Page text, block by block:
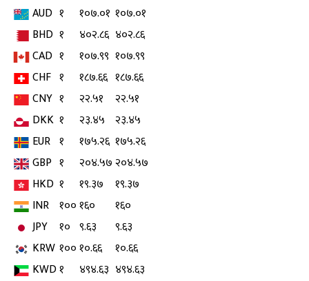
AUD १ १०७.०१ १०७.०१
BHD १ ४०२.८६ ४०२.८६
CAD १ १०७.९९ १०७.९९
CHF १ १८७.६६ १८७.६६
CNY १ २२.५१
२२.५१
DKK १ २३.४५
२३.४५
EUR १ १७५.२६ १७५.२६
GBP १ २०४.५७ २०४.५७
HKD १ १९.३७
१९.३७
INR १००१६०
१६०
JPY
१० ९.६३
९.६३
KRW १००१०.६६
१०.६६
KWD१ ४९४.६३ ४९४.६३